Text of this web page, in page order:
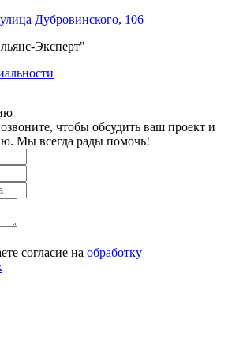
Дубровинского, 106
Эксперт"
чтобы обсудить ваш проект и
Мы всегда рады помочь!
согласие на обработку